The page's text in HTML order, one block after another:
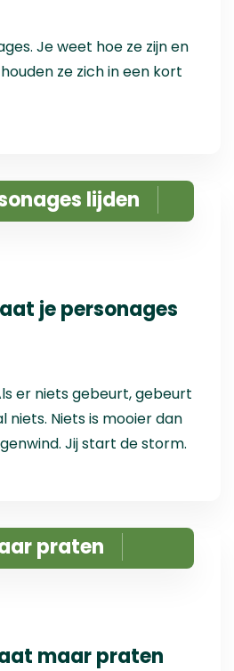
Je weet hoe ze zijn en
ze zich in een kort
lijden
je personages
er niets gebeurt, gebeurt
niets. Niets is mooier dan
Jij start de storm.
praten
maar praten